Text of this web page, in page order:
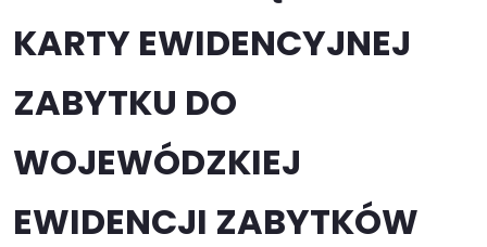
KARTY EWIDENCYJNEJ
ZABYTKU DO
WOJEWÓDZKIEJ
EWIDENCJI ZABYTKÓW